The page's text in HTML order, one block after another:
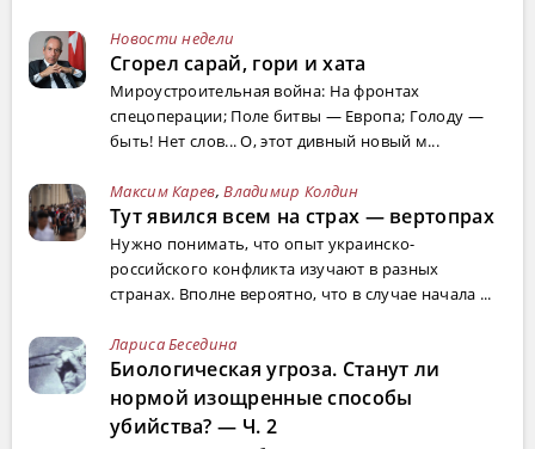
Новости недели
Сгорел сарай, гори и хата
Мироустроительная война: На фронтах
спецоперации; Поле битвы — Европа; Голоду —
быть! Нет слов... О, этот дивный новый м...
Максим Карев,Владимир Колдин
Тут явился всем на страх — вертопрах
Нужно понимать, что опыт украинско-
российского конфликта изучают в разных
странах. Вполне вероятно, что в случае начала ...
Лариса Беседина
Биологическая угроза. Станут ли
нормой изощренные способы
убийства? — Ч. 2